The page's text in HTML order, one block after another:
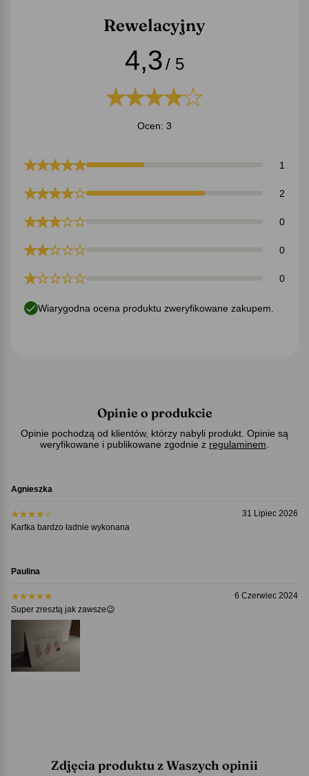
Rewelacyjny
4,3/ 5
Ocen: 3
1
2
0
0
0
Wiarygodna ocena produktu zweryfikowane zakupem.
Opinie o produkcie
Opinie pochodzą od klientów, którzy nabyli produkt. Opinie są
weryfikowane i publikowane zgodnie z regulaminem
Agnieszka
31 Lipiec 2026
Kartka bardzo ładnie wykonana
Paulina
6 Czerwiec 2024
Super zresztą jak zawsze😉
Zdjęcia produktu z Waszych opinii